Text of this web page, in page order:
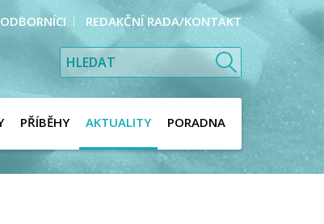
ODBORNÍCI REDAKČNÍ RADA/KONTAKT
PŘÍBĚHY AKTUALITY PORADNA